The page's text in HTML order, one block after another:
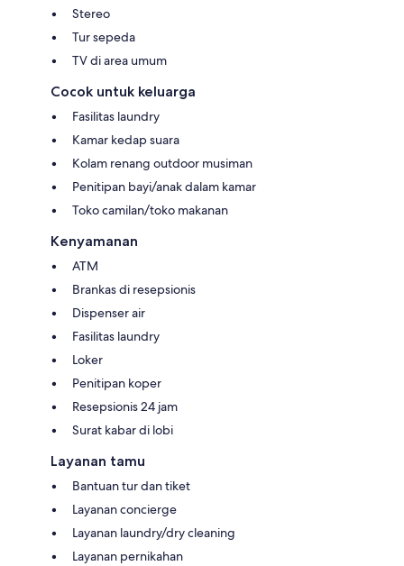
Stereo
Tur sepeda
TV di area umum
Cocok untuk keluarga
Fasilitas laundry
Kamar kedap suara
Kolam renang outdoor musiman
Penitipan bayi/anak dalam kamar
Toko camilan/toko makanan
Kenyamanan
ATM
Brankas di resepsionis
Dispenser air
Fasilitas laundry
Loker
Penitipan koper
Resepsionis 24 jam
Surat kabar di lobi
Layanan tamu
Bantuan tur dan tiket
Layanan concierge
Layanan laundry/dry cleaning
Layanan pernikahan